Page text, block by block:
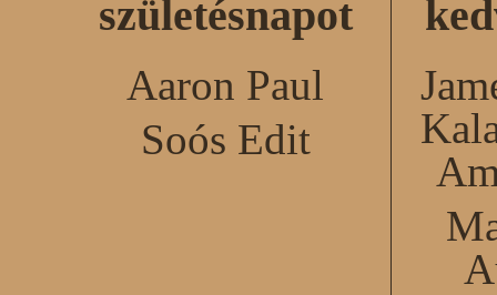
születésnapot
Aaron Paul
Soós Edit